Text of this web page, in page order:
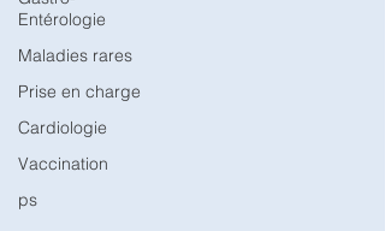
Entérologie
Maladies rares
Prise en charge
Cardiologie
Vaccination
ps